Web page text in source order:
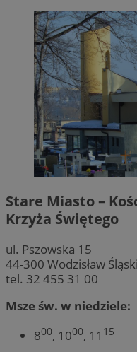
Stare Miasto –
Krzyża Świętego
ul. Pszowska 15
44-300 Wodzisław Śląski
tel. 32 455 31 00
Msze św. w niedziele:
800, 1000, 11 15